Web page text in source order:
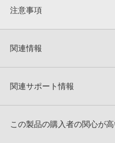
★★★★★
★5
★4
★1
注意事項
KONTAKTフォーマットは、
でお使いいただけます。無償版の
4GBを超えるデータに関するご注
きます際には、NTFSやHFS＋で
いただく必要がございます。
関連情報
30%OFF！サマーセール！
関連サポート情報
2022.06.06
この製品の購入者の関心が